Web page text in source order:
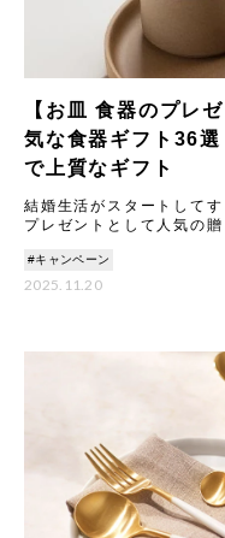
【お皿 食器のプレ
気な食器ギフト36
で上質なギフト
結婚生活がスタートして
プレゼントとして人気の
#キャンペーン
2025.11.20